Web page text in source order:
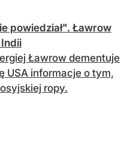
powiedział". Ławrow
Ławrow dementuje
USA informacje o tym,
ropy.